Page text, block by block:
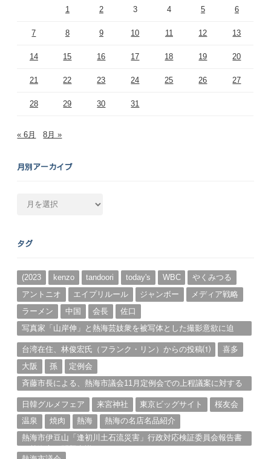
1 2 3 4 5 6
7 8 9 10 11 12 13
14 15 16 17 18 19 20
21 22 23 24 25 26 27
28 29 30 31
« 6月 8月 »
月別アーカイブ
カ
ブ
タグ
(2023 kenzo tandoori today's WBC
やくみつる
アントニオ
エイプリルール ジャンボー
メディア戦略
ラーメン
中国 会長
佐口
写真家「山岸伸」と熱海芸妓衆を被写体とした撮影意欲に迫
台湾在住、林俊宏氏（フランク・リン）からの投稿⑴
喜多
大阪
孫
定例会
斉藤市長による、熱海市議会11月定例会での上程議案に対する
日韓グルメフェア
来宮神社 東京ビッグサイト
桜友会
温泉
焼肉 熱海
熱海の名店名品紹介
熱海市伊豆山「逢初川土石流災害」行政対応検証委員会報告書